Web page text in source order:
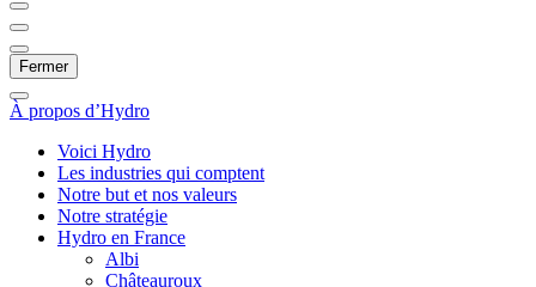
Fermer
À propos d’Hydro
Voici Hydro
Les industries qui comptent
Notre but et nos valeurs
Notre stratégie
Hydro en France
Albi
Châteauroux